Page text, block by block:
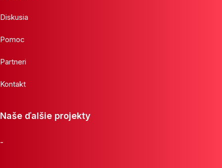
Diskusia
Pomoc
Partneri
Kontakt
Naše ďalšie projekty
-